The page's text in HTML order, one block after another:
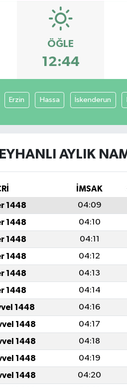
ÖĞLE
12:44
Erzin Hassa İskenderun
AYLIK
İMSAK
1448 04:09
1448 04:10
1448 04:11
1448 04:12
1448 04:13
1448 04:14
1448 04:16
1448 04:17
1448 04:18
1448 04:19
1448 04:20